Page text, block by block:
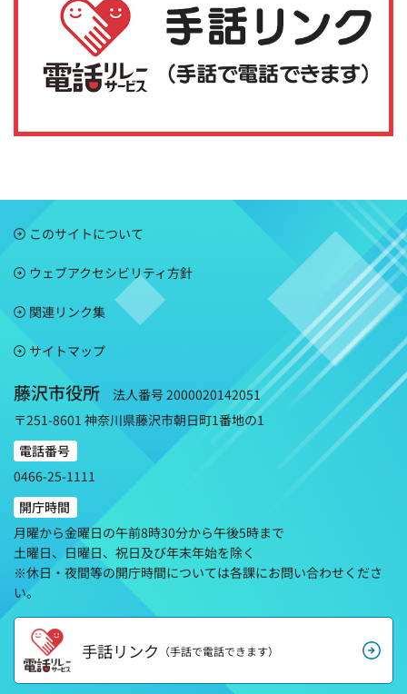
このサイトについて
ウェブアクセシビリティ方針
関連リンク集
サイトマップ
藤沢市役所
法人番号 2000020142051
〒251-8601 神奈川県藤沢市朝日町1番地の1
電話番号
0466-25-1111
開庁時間
月曜から金曜日の午前8時30分から午後5時まで
土曜日、日曜日、祝日及び年末年始を除く
※休日・夜間等の開庁時間については各課にお問い合わせくださ
い。
手話リンク （手話で電話できます）